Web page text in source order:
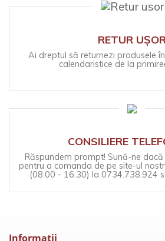
RETUR
Ai dreptul să returnezi produsele
calendaristice de la
CONSILIERE
Răspundem prompt! Sună-ne
pentru a comanda de pe site-ul
(08:00 - 16:30) la 0734.738.924
Informaţii